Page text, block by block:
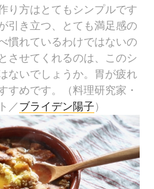
り方はとてもシンプルです
引き立つ、とても満足感の
慣れているわけではないの
させてくれるのは、このシ
ないでしょうか。胃が疲れ
すめです。（料理研究家・
／ ブライデン陽子 ）